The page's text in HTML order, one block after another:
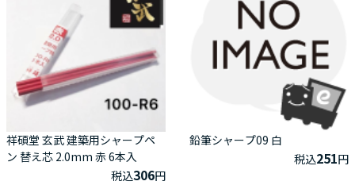
祥碩堂 玄武 建築用シャープペ
ン 替え芯 2.0mm 赤 6本入
税込306円
鉛筆シャープ09 白
税込251円